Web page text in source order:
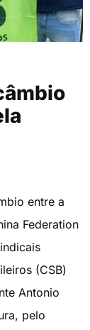
entre a
Federation
(CSB)
Antonio
pelo